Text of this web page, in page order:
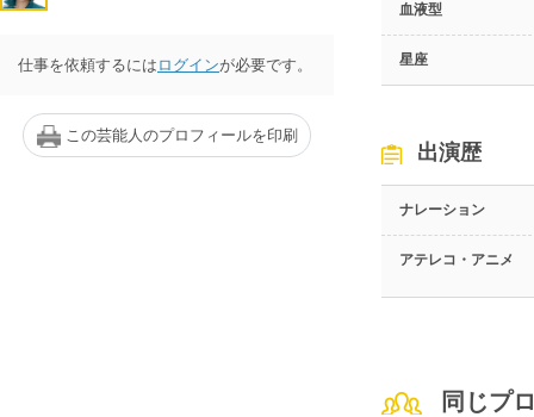
仕事を依頼するには ログインが必要です。
この芸能人のプロフィールを印刷
血液型
星座
出演歴
ナレーション
アテレコ・アニメ
同じプ